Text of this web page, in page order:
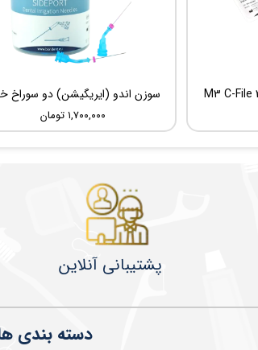
۱,۷۰۰,۰۰۰ تومان
دسته بندی
پشتیبانی آنلاین